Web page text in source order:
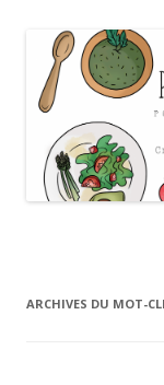
Payette
ARCHIVES DU MOT-